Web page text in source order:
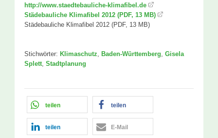
http://www.staedtebauliche-klimafibel.de
Städebauliche Klimafibel 2012 (PDF, 13 MB)
Städebauliche Klimafibel 2012 (PDF, 13 MB)
Stichwörter: Klimaschutz, Baden-Württemberg, Gisela
Splett, Stadtplanung
teilen teilen
teilen E-Mail